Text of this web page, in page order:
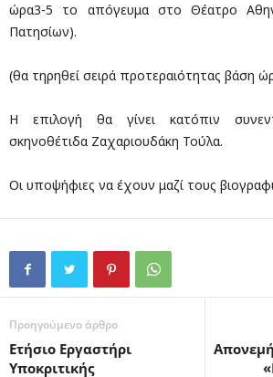
ώρα3-5 το απόγευμα στο Θέατρο
Πατησίων).
(θα τηρηθεί σειρά προτεραιότητας βάση
Η επιλογή θα γίνει κατόπιν
σκηνοθέτιδα Ζαχαριουδάκη Τούλα.
Οι υποψήφιες να έχουν μαζί τους
Προηγούμενο άρθρο
Ετήσιο Εργαστήρι
Υποκριτικής